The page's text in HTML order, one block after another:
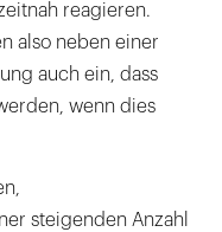
reagieren.
also neben einer
auch ein, dass
wenn dies
steigenden Anzahl